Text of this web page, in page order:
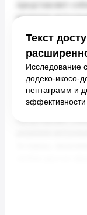
Текст
Исследование
додеко-икосо-
пентаграмм и
эффективности